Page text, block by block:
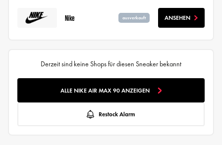
Nike ausverkauft ANSEHEN
Derzeit sind keine Shops für diesen Sneaker bekannt
ALLE NIKE AIR MAX 90 ANZEIGEN
Restock Alarm